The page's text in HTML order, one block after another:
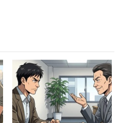
いったことは不可能ですが、
動いていくかは100％コント
ルできないところに集中する
ところに意識を向けていきま